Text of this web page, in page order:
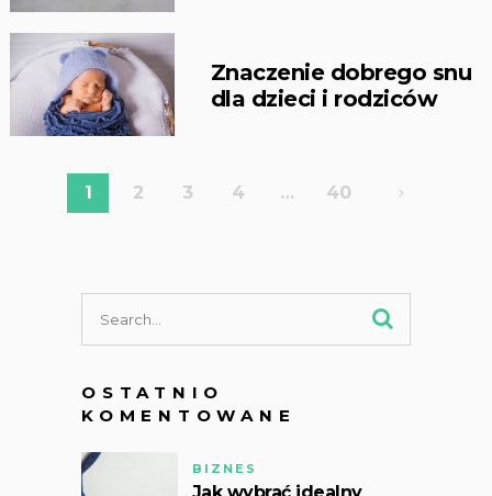
Znaczenie dobrego snu
dla dzieci i rodziców
Stronicowanie
1 2 3 4 … 40
OSTATNIO
KOMENTOWANE
BIZNES